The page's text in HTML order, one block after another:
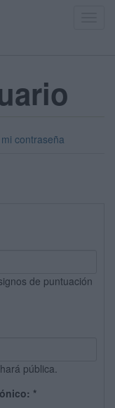
contraseña
de puntuación
pública.
*